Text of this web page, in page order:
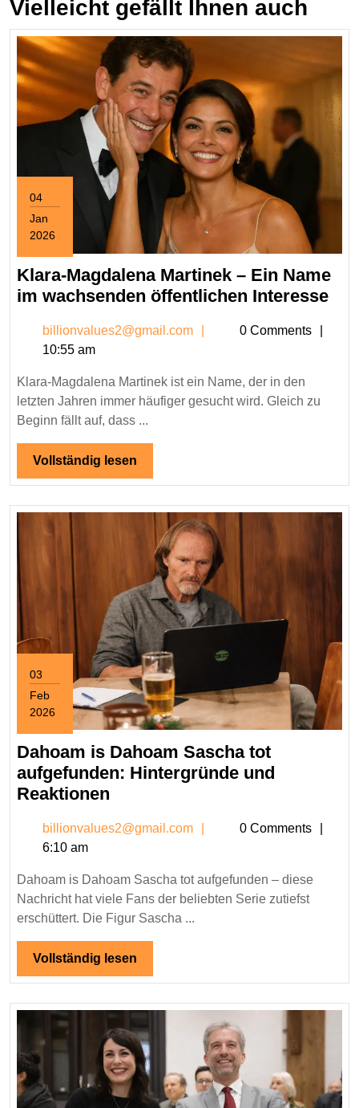
Vielleicht gefällt Ihnen auch
04
Jan
2026
4,
2026
Klara-Magdalena Martinek – Ein Name
im wachsenden öffentlichen Interesse
billionvalues2@gmail.com
0 Comments
10:55 am
Klara-Magdalena Martinek ist ein Name, der in den
letzten Jahren immer häufiger gesucht wird. Gleich zu
Beginn fällt auf, dass ...
Vollständig lesen
lesen
03
Feb
2026
February
2026
Dahoam is Dahoam Sascha tot
aufgefunden: Hintergründe und
Reaktionen
Dahoam
tot
aufgefunden:
Hintergründe
und
Reaktionen
billionvalues2@gmail.com
0 Comments
6:10 am
Dahoam is Dahoam Sascha tot aufgefunden – diese
Nachricht hat viele Fans der beliebten Serie zutiefst
erschüttert. Die Figur Sascha ...
Vollständig lesen
lesen